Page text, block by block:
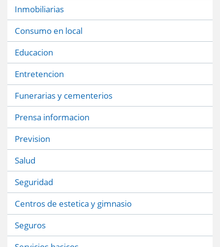
Inmobiliarias
Consumo en local
Educacion
Entretencion
Funerarias y cementerios
Prensa informacion
Prevision
Salud
Seguridad
Centros de estetica y gimnasio
Seguros